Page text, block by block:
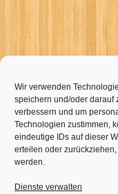
Wir verwenden
speichern und/oder darauf
verbessern und um
Technologien zustimmen,
eindeutige IDs auf dieser
erteilen oder
werden.
Dienste verwalten